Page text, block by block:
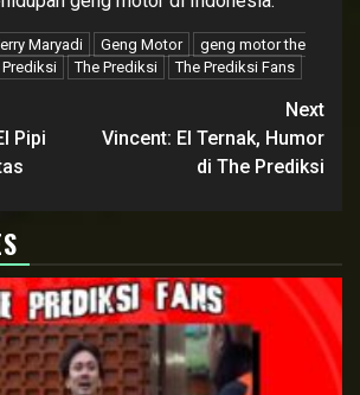
Maryadi Geng Motor
geng motor the
The Prediksi The Prediksi Fans
Pipi
Next
Vincent: El Ternak, Humor
di The Prediksi